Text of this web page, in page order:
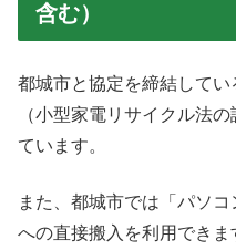
含む）
都城市と協定を締結して
（小型家電リサイクル法
ています。
また、都城市では「パソ
への直接搬入を利用でき